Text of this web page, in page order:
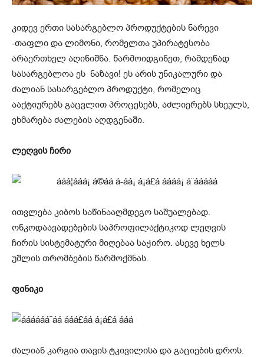
კიდევ ერთი სასარგებლო პროდუქტების ნარევი
-თაფლი და ლიმონი, რომელთა უპირატესობა
არაერთხელ აღინიშნა. წარმოიდგინეთ, რამდენად
სასარგებლოა ეს ნაზავი! ეს არის უნიკალური და
ძალიან სასარგებლო პროდუქტი, რომელიც
ააქტიურებს გაცვლით პროცესებს, აძლიერებს სხეულს,
ეხმარება ძალების აღდგენაში.
ლეღვის ჩირი
ითვლება კიბოს საწინააღმდეგო საშუალებად.
ონკოდაავადებების საპროფილაქტიკოდ ლეღვის
ჩირის სისტემატური მიღებაა საჭირო. ასევე ხელს
უშლის თრომბების წარმოქმნას.
ფინიკი
ძალიან კარგია თავის ტკივილისა და გაციების დროს.